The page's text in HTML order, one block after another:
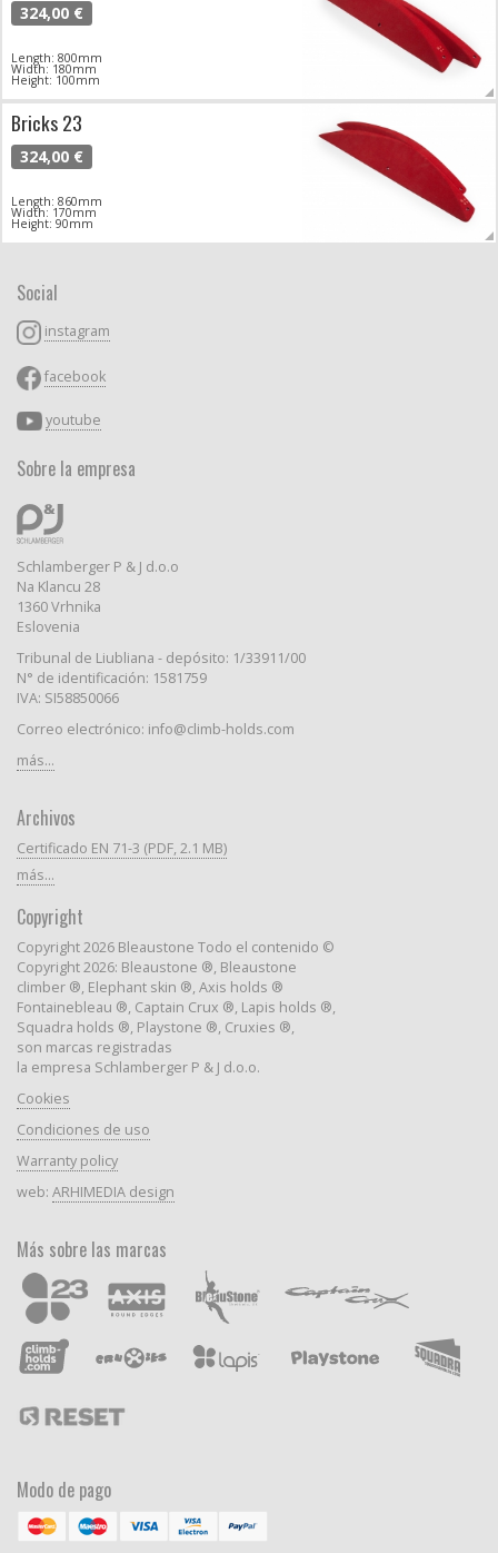
324,00 €
Length: 800mm
Width: 180mm
Height: 100mm
Bricks 23
324,00 €
Length: 860mm
Width: 170mm
Height: 90mm
Social
instagram
facebook
youtube
Sobre la empresa
Schlamberger P & J d.o.o
Na Klancu 28
1360 Vrhnika
Eslovenia
Tribunal de Liubliana - depósito: 1/33911/00
N° de identificación: 1581759
IVA: SI58850066
Correo electrónico: info@climb-holds.com
más...
Archivos
Certificado EN 71-3 (PDF, 2.1 MB)
más...
Copyright
Copyright 2026 Bleaustone Todo el contenido ©
Copyright 2026: Bleaustone ®, Bleaustone
climber ®, Elephant skin ®, Axis holds ®
Fontainebleau ®, Captain Crux ®, Lapis holds ®,
Squadra holds ®, Playstone ®, Cruxies ®,
son marcas registradas
la empresa Schlamberger P & J d.o.o.
Cookies
Condiciones de uso
Warranty policy
web: ARHIMEDIA design
Más sobre las marcas
Modo de pago